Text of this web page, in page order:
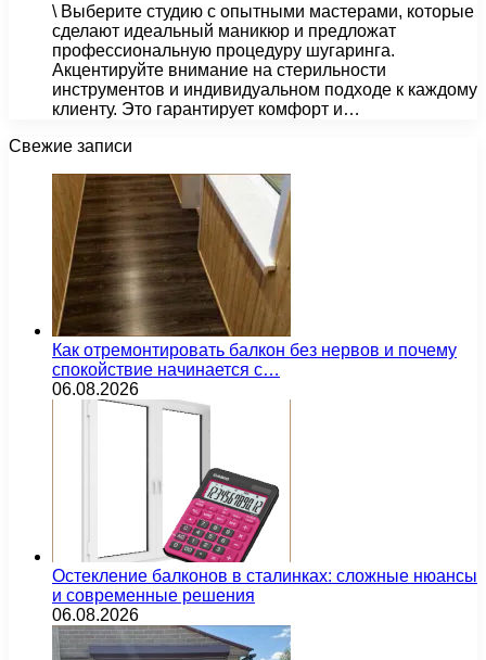
\ Выберите студию с опытными мастерами, которые
сделают идеальный маникюр и предложат
профессиональную процедуру шугаринга.
Акцентируйте внимание на стерильности
инструментов и индивидуальном подходе к каждому
клиенту. Это гарантирует комфорт и…
Свежие записи
Как отремонтировать балкон без нервов и почему
спокойствие начинается с…
06.08.2026
Остекление балконов в сталинках: сложные нюансы
и современные решения
06.08.2026